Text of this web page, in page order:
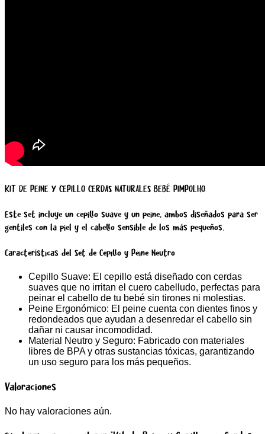
KIT DE PEINE Y CEPILLO CERDAS NATURALES BEBÉ PIMPOLHO
Este set incluye un cepillo suave y un peine, ambos diseñados para ser
gentiles con la piel y el cabello sensible de los más pequeños.
Características del Set de Cepillo y Peine Neutro
Cepillo Suave: El cepillo está diseñado con cerdas
suaves que no irritan el cuero cabelludo, perfectas para
peinar el cabello de tu bebé sin tirones ni molestias.
Peine Ergonómico: El peine cuenta con dientes finos y
redondeados que ayudan a desenredar el cabello sin
dañar ni causar incomodidad.
Material Neutro y Seguro: Fabricado con materiales
libres de BPA y otras sustancias tóxicas, garantizando
un uso seguro para los más pequeños.
Valoraciones
No hay valoraciones aún.